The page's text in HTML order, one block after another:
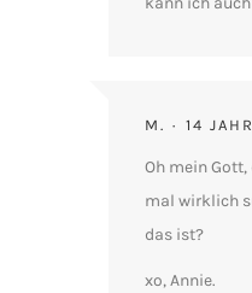
M. 14
Oh mein
mal wirklich
das ist?
xo, Annie.